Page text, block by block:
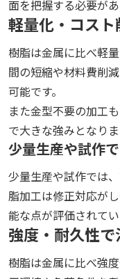
面を把握する必要があ
軽量化・コス
樹脂は金属に比べ軽
間の短縮や材料費削
可能です。
また金型不要の加工
で大きな強みとなりま
少量生産や試作
少量生産や試作では
脂加工は修正対応が
能な点が評価されてい
強度・耐久性
樹脂は金属に比べ強